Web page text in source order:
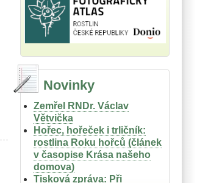
Novinky
Zemřel RNDr. Václav
Větvička
Hořec, hořeček i trličník:
rostlina Roku hořců (článek
v časopise Krása našeho
domova)
Tisková zpráva: Při